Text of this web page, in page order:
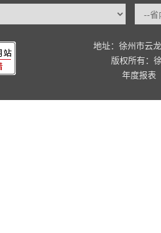
地址：徐州市云
版权所有：
年度报表